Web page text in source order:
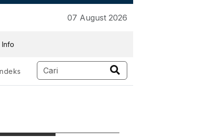
07 August 2026
Info